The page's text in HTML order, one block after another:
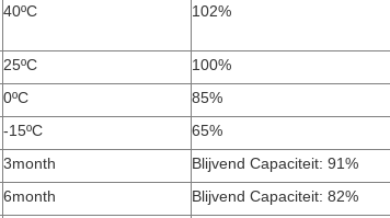
40ºC 102%
25ºC
100%
0ºC
85%
-15ºC
65%
3month
Blijvend Capaciteit: 91%
6month
Blijvend Capaciteit: 82%